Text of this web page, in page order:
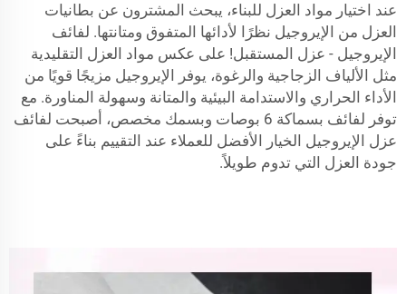
عند اختيار مواد العزل للبناء، يبحث المشترون عن بطانيات
العزل من الإيروجيل نظرًا لأدائها المتفوق ومتانتها. لفائف
الإيروجيل - عزل المستقبل! على عكس مواد العزل التقليدية
مثل الألياف الزجاجية والرغوة، يوفر الإيروجيل مزيجًا قويًا من
الأداء الحراري والاستدامة البيئية والمتانة وسهولة المناورة. مع
توفر لفائف بسماكة 6 بوصات وبسمك مخصص، أصبحت لفائف
عزل الإيروجيل الخيار الأفضل للعملاء عند التقييم بناءً على
جودة العزل التي تدوم طويلاً.